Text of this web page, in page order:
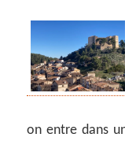
on entre dans